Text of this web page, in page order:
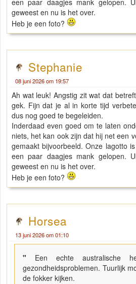
een paar daagjes mank gelopen.
geweest en nu is het over.
Heb je een foto?
Stephanie
08 juni 2026 om 19:57
Ah wat leuk! Angstig zit wat dat
gek. Fijn dat je al in korte tijd
dus nog goed te begeleiden.
Inderdaad even goed om te laten
niets, het kan ook zijn dat hij net een
gemaakt bijvoorbeeld. Onze lagotto
een paar daagjes mank gelopen.
geweest en nu is het over.
Heb je een foto?
Horsea
13 juni 2026 om 01:10
" Een echte australische
gezondheidsproblemen. Tuurlijk
de fokker kijken.